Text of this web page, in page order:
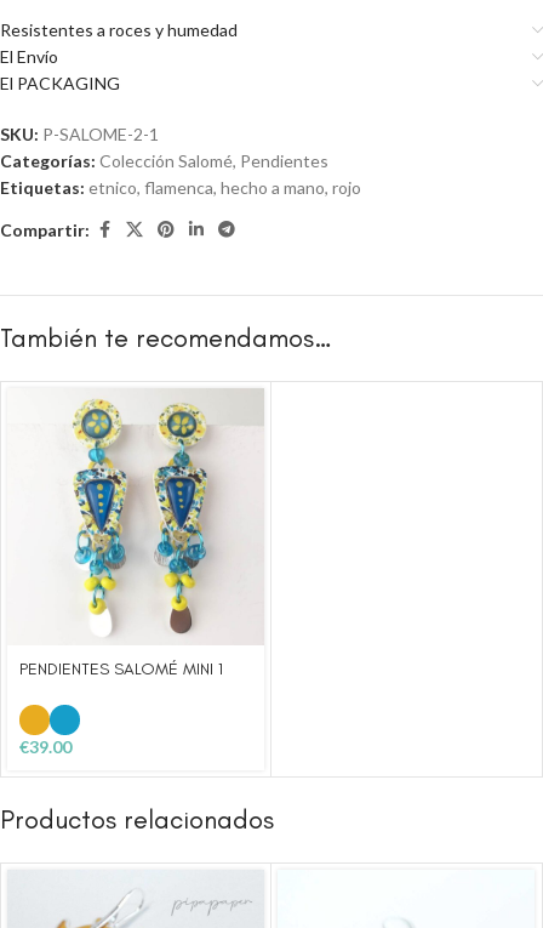
Resistentes a roces y humedad
El Envío
El PACKAGING
SKU: P-SALOME-2-1
Categorías: Colección Salomé, Pendientes
Etiquetas: etnico, flamenca, hecho a mano, rojo
Compartir:
También te recomendamos…
PENDIENTES SALOMÉ MINI 1
€39.00
Productos relacionados